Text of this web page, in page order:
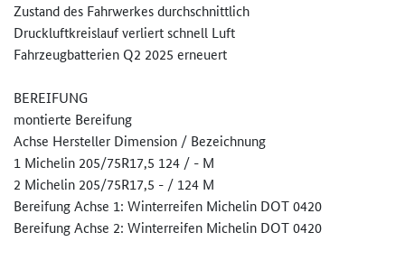
Zustand des Fahrwerkes durchschnittlich
Druckluftkreislauf verliert schnell Luft
Fahrzeugbatterien Q2 2025 erneuert
BEREIFUNG
montierte Bereifung
Achse Hersteller Dimension / Bezeichnung
1 Michelin 205/75R17,5 124 / - M
2 Michelin 205/75R17,5 - / 124 M
Bereifung Achse 1: Winterreifen Michelin DOT 0420
Bereifung Achse 2: Winterreifen Michelin DOT 0420